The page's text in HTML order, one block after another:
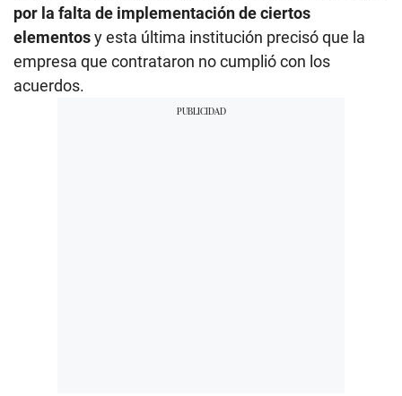
por la falta de implementación de ciertos
elementosy esta última institución precisó que la
empresa que contrataron no cumplió con los
acuerdos.